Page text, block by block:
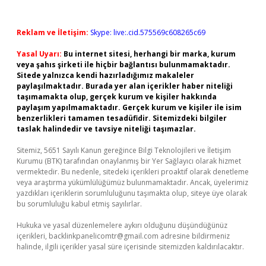
Reklam ve İletişim: Skype: live:.cid.575569c608265c69
Yasal Uyarı: Bu internet sitesi, herhangi bir marka, kurum
veya şahıs şirketi ile hiçbir bağlantısı bulunmamaktadır.
Sitede yalnızca kendi hazırladığımız makaleler
paylaşılmaktadır. Burada yer alan içerikler haber niteliği
taşımamakta olup, gerçek kurum ve kişiler hakkında
paylaşım yapılmamaktadır. Gerçek kurum ve kişiler ile isim
benzerlikleri tamamen tesadüfidir. Sitemizdeki bilgiler
taslak halindedir ve tavsiye niteliği taşımazlar.
Sitemiz, 5651 Sayılı Kanun gereğince Bilgi Teknolojileri ve İletişim
Kurumu (BTK) tarafından onaylanmış bir Yer Sağlayıcı olarak hizmet
vermektedir. Bu nedenle, sitedeki içerikleri proaktif olarak denetleme
veya araştırma yükümlülüğümüz bulunmamaktadır. Ancak, üyelerimiz
yazdıkları içeriklerin sorumluluğunu taşımakta olup, siteye üye olarak
bu sorumluluğu kabul etmiş sayılırlar.
Hukuka ve yasal düzenlemelere aykırı olduğunu düşündüğünüz
içerikleri, backlinkpanelicomtr@gmail.com adresine bildirmeniz
halinde, ilgili içerikler yasal süre içerisinde sitemizden kaldırılacaktır.